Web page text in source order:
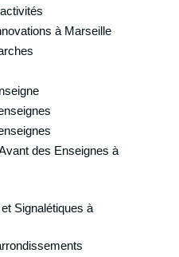
à Marseille
des Enseignes à
Signalétiques à